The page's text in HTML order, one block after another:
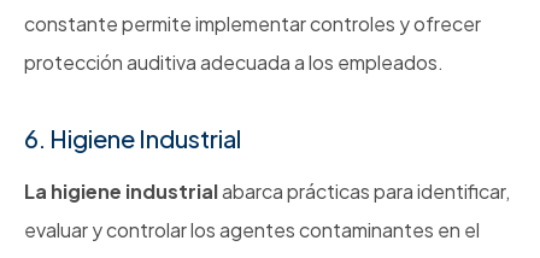
constante permite implementar controles y ofrecer
protección auditiva adecuada a los empleados.
6. Higiene Industrial
La higiene industrialabarca prácticas para identificar,
evaluar y controlar los agentes contaminantes en el